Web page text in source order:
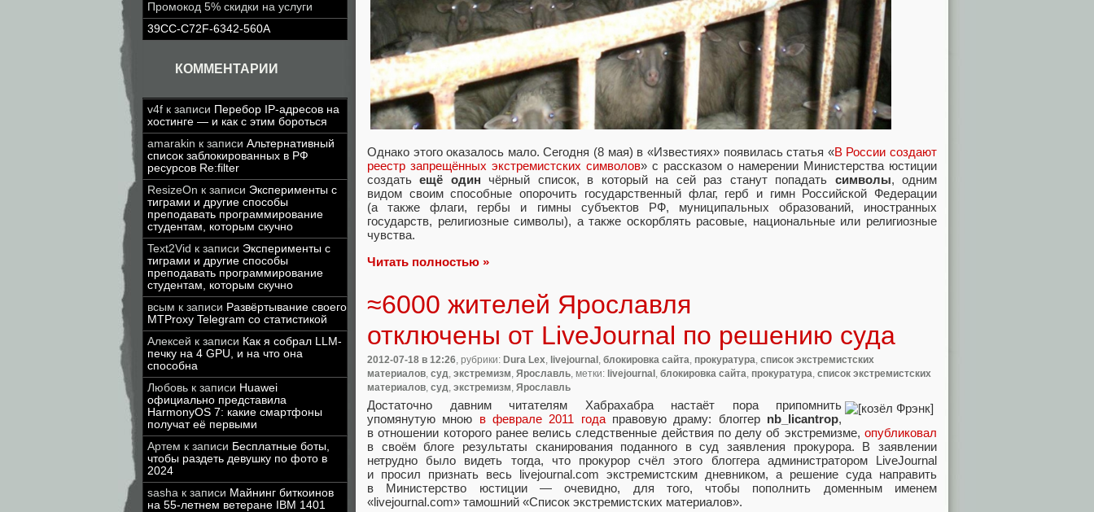
Промокод 5% скидки на услуги
39CC-C72F-6342-560A
КОММЕНТАРИИ
v4f к записи Перебор IP-адресов на
хостинге — и как с этим бороться
amarakin к записи Альтернативный
список заблокированных в РФ
ресурсов Re:filter
ResizeOn к записи Эксперименты с
тиграми и другие способы
преподавать программирование
студентам, которым скучно
Text2Vid к записи Эксперименты с
тиграми и другие способы
преподавать программирование
студентам, которым скучно
всым к записи Развёртывание своего
MTProxy Telegram со статистикой
Алексей к записи Как я собрал LLM-
печку на 4 GPU, и на что она
способна
Любовь к записи Huawei
официально представила
HarmonyOS 7: какие смартфоны
получат её первыми
Артем к записи Бесплатные боты,
чтобы раздеть девушку по фото в
2024
sasha к записи Майнинг биткоинов
на 55-летнем ветеране IBM 1401
Однако этого оказалось мало. Сегодня (8 мая) в «Известиях» появилась статья «В России создают
реестр запрещённых экстремистских символов» с рассказом о намерении Министерства юстиции
создатьещё один чёрный список, в который на сей раз станут попадать символы, одним
видом своим способные опорочить государственный флаг, герб и гимн Российской Федерации
(а также флаги, гербы и гимны субъектов РФ, муниципальных образований, иностранных
государств, религиозные символы), а также оскорблять расовые, национальные или религиозные
чувства.
Читать полностью »
≈6000 жителей Ярославля
отключены от LiveJournal по решению суда
2012-07-18 в 12:26 , рубрики: Dura Lex livejournal блокировка сайта прокуратура список экстремистских
материалов суд экстремизм Ярославль , метки: livejournal блокировка сайта прокуратура список экстремистских
материалов суд экстремизм Ярославль
Достаточно давним читателям Хабрахабра настаёт пора припомнить
упомянутую мною в феврале 2011 годаправовую драму: блоггер nb_licantrop,
в отношении которого ранее велись следственные действия по делу об экстремизме, опубликовал
в своём блоге результаты сканирования поданного в суд заявления прокурора. В заявлении
нетрудно было видеть тогда, что прокурор счёл этого блоггера администратором LiveJournal
и просил признать весь livejournal.com экстремистским дневником, а решение суда направить
в Министерство юстиции — очевидно, для того, чтобы пополнить доменным именем
«livejournal.com» тамошний «Список экстремистских материалов».